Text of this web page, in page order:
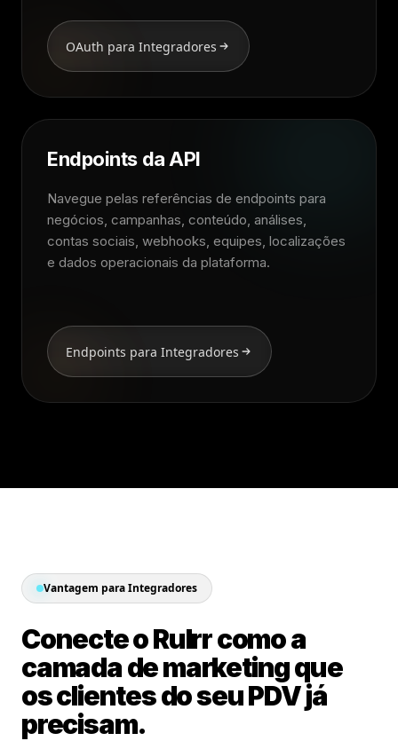
OAuth para Integradores
Endpoints da API
Navegue pelas referências de endpoints para
negócios, campanhas, conteúdo, análises,
contas sociais, webhooks, equipes, localizações
e dados operacionais da plataforma.
Endpoints para Integradores
Vantagem para Integradores
Conecte o Rulrr como a
camada de marketing que
os clientes do seu PDV já
precisam.